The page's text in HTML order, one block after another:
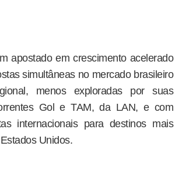
apostado em crescimento acelerado
simultâneas no mercado brasileiro
menos exploradas por suas
Gol e TAM, da LAN, e com
internacionais para destinos mais
Unidos.